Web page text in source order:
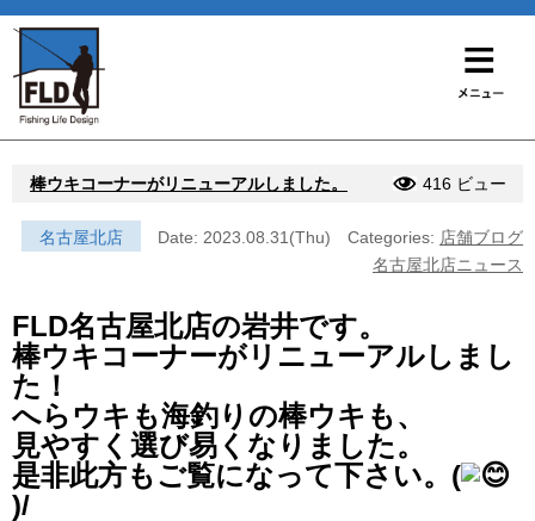
棒ウキコーナーがリニューアルしました。 416 ビュー
名古屋北店 Date: 2023.08.31(Thu) Categories: 店舗ブログ
名古屋北店ニュース
FLD名古屋北店の岩井です。
棒ウキコーナーがリニューアルしまし
た！
へらウキも海釣りの棒ウキも、
見やすく選び易くなりました。
是非此方もご覧になって下さい。(
)/